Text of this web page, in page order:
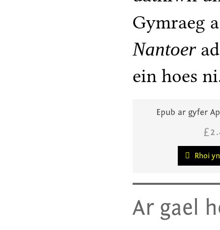
Gymraeg
Nantoer
ein hoes
Epub ar gyfer
Rhoi
Ar gael